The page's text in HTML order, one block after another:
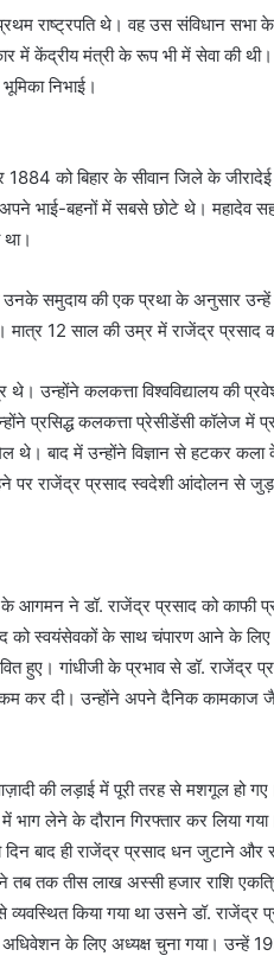
राष्ट्रपति थे। वह उस संविधान
में केंद्रीय मंत्री के रूप भी में सेवा की
निभाई।
को बिहार के सीवान जिले के
भाई-बहनों में सबसे छोटे थे। महादेव
उनके समुदाय की एक प्रथा के अनुसार उन्हें
12 साल की उम्र में राजेंद्र प्रसाद का
थे। उन्होंने कलकत्ता विश्वविद्यालय की
प्रसिद्ध कलकत्ता प्रेसीडेंसी कॉलेज
थे। बाद में उन्होंने विज्ञान से हटकर कला
राजेंद्र प्रसाद स्वदेशी आंदोलन से जुड़
के आगमन ने डॉ. राजेंद्र प्रसाद को
को स्वयंसेवकों के साथ चंपारण आने के लिए
हुए। गांधीजी के प्रभाव से डॉ. राजेंद्र
कर दी। उन्होंने अपने दैनिक कामकाज
की लड़ाई में पूरी तरह से मशगूल हो
लेने के दौरान गिरफ्तार कर लिया
बाद ही राजेंद्र प्रसाद धन जुटाने
तक तीस लाख अस्सी हजार राशि
व्यवस्थित किया गया था उसने डॉ.
अधिवेशन के लिए अध्यक्ष चुना गया।
के नव निर्माण के प्रतिबद्ध
संगठनों की महत्वपूर्ण
सज्जनसिंह वर्मा